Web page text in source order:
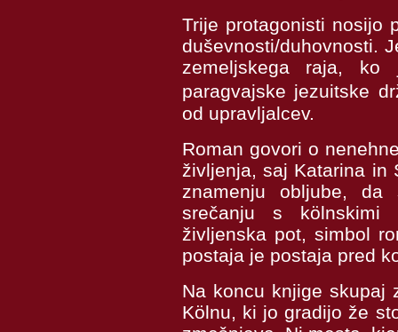
Trije protagonisti nosijo
duševnosti/duhovnosti.
zemeljskega raja,
paragvajske jezuitske
od upravljalcev.
Roman govori o
življenja, saj Katarina in
znamenju obljube,
srečanju s kölnskimi
življenska pot, simbol
postaja je postaja pred
Na koncu knjige skupaj
Kölnu, ki jo gradijo že